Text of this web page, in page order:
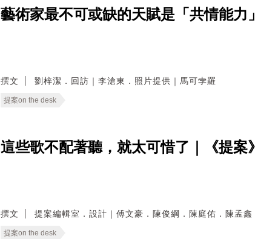
藝術家最不可或缺的天賦是「共情能
撰文 劉梓潔．回訪｜李滄東．照片提供｜馬可孛羅
提案on the desk
這些歌不配著聽，就太可惜了｜《提案
撰文 提案編輯室．設計｜傅文豪．陳俊綱．陳庭佑．陳孟鑫
提案on the desk